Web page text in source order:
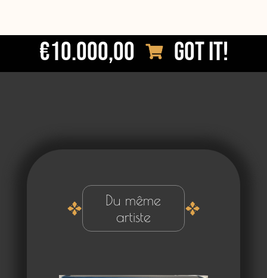
€10.000,00 Got it!
Du même
artiste